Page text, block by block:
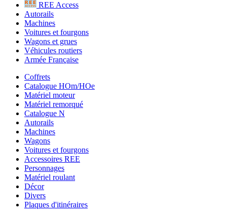
REE Access
Autorails
Machines
Voitures et fourgons
Wagons et grues
Véhicules routiers
Armée Française
Coffrets
Catalogue HOm/HOe
Matériel moteur
Matériel remorqué
Catalogue N
Autorails
Machines
Wagons
Voitures et fourgons
Accessoires REE
Personnages
Matériel roulant
Décor
Divers
Plaques d'itinéraires